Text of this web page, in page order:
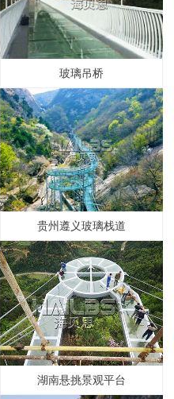
玻璃吊桥
贵州遵义玻璃栈道
湖南悬挑景观平台